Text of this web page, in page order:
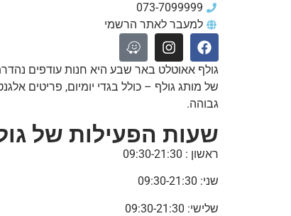
073-7099999
למעבר לאתר הרשמי
גולף אאוטלט באר שבע היא חנות עודפים
של מותג גולף – כולל בגדי יומיום, פריטים
גבוהה.
שעות הפעילות של
ראשון : 09:30-21:30
שני: 09:30-21:30
שלישי: 09:30-21:30